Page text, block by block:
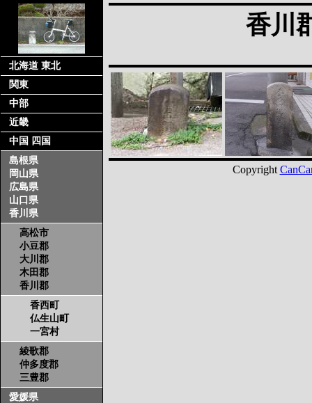
北海道 東北
関東
中部
近畿
中国 四国
島根県
岡山県
広島県
山口県
香川県
高松市
小豆郡
大川郡
木田郡
香川郡
香西町
仏生山町
一宮村
綾歌郡
仲多度郡
三豊郡
愛媛県
香川
Copyright